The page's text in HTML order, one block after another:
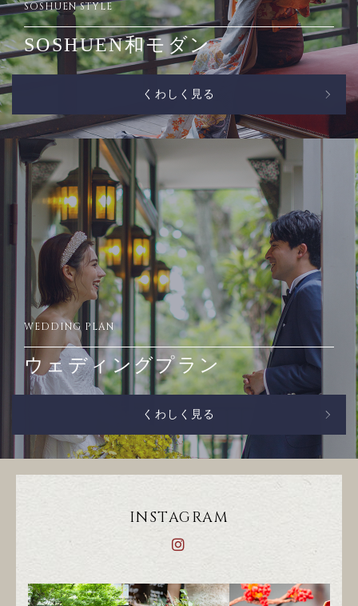
SOSHUEN STYLE
SOSHUEN和モダン
くわしく見る
WEDDING PLAN
ウェディングプラン
くわしく見る
INSTAGRAM